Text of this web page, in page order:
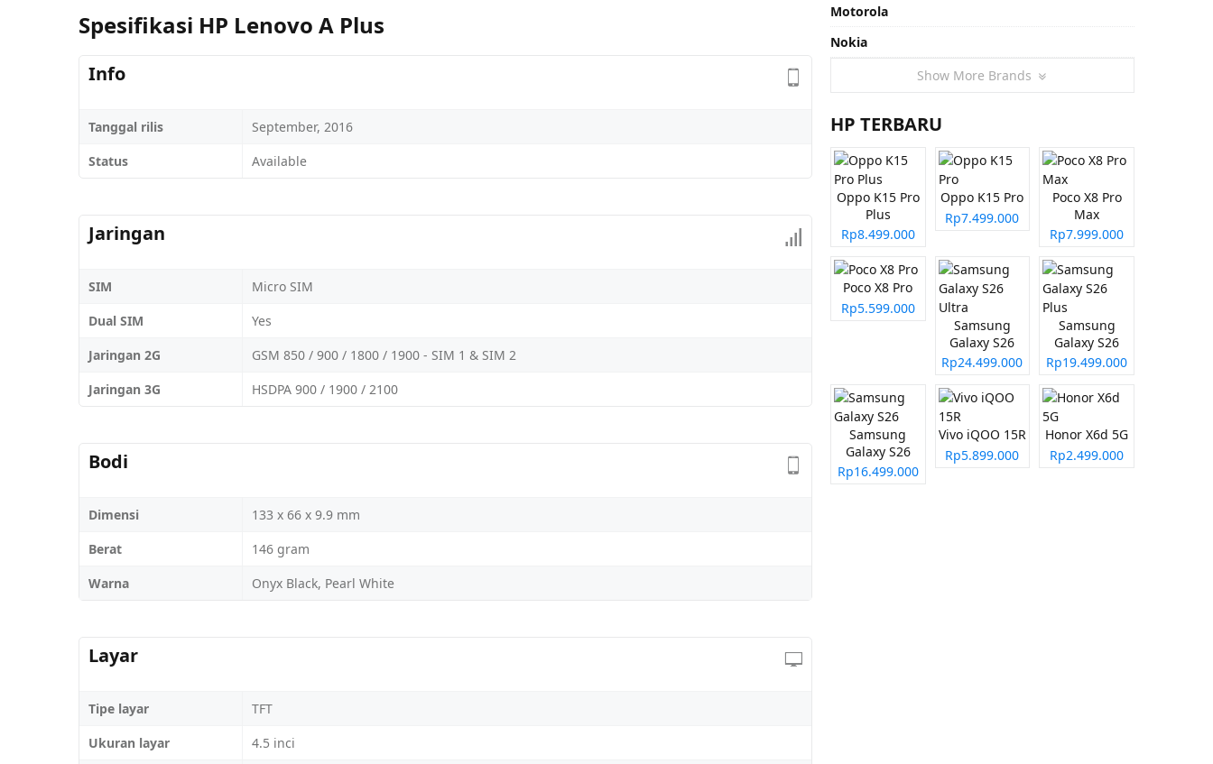
Spesifikasi HP Lenovo A Plus
Info
Tanggal rilis
September, 2016
Status
Available
Jaringan
SIM
Micro SIM
Dual SIM
Yes
Jaringan 2G
GSM 850 / 900 / 1800 / 1900 - SIM 1 & SIM 2
Jaringan 3G
HSDPA 900 / 1900 / 2100
Bodi
Dimensi
133 x 66 x 9.9 mm
Berat
146 gram
Warna
Onyx Black, Pearl White
Layar
Tipe layar
TFT
Ukuran layar
4.5 inci
Motorola
Nokia
Show More Brands
HP TERBARU
Oppo K15 Pro
Plus
Rp8.499.000
Oppo K15 Pro
Rp7.499.000
Poco X8 Pro
Max
Rp7.999.000
Poco X8 Pro
Rp5.599.000
Samsung
Galaxy S26
Ultra
Rp24.499.000
Samsung
Galaxy S26
Plus
Rp19.499.000
Samsung
Galaxy S26
Rp16.499.000
Vivo iQOO 15R
Rp5.899.000
Honor X6d 5G
Rp2.499.000